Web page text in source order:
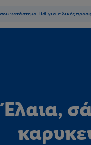
Έλαια,